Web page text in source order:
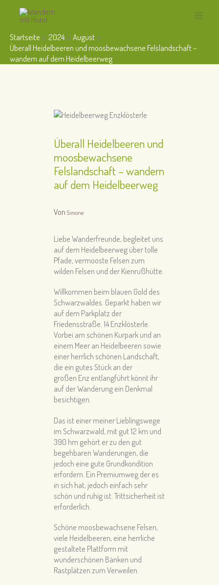
Menu
Startseite 2024
August
Überall Heidelbeeren und moosbewachsene Felslandschaft –
wandern auf dem Heidelbeerweg
Überall Heidelbeeren und
moosbewachsene
Felslandschaft – wandern
auf dem Heidelbeerweg
VonSimone
Liebe Wanderfreunde, begleitet uns
auf dem Heidelbeerweg über tolle
Pfade, vermooste Felsen zum
wilden Felsen und der Kienrußhütte.
Willkommen beim blauen Gold des
Schwarzwaldes. Geparkt haben wir
auf dem Parkplatz der
Friedensstraße. 14 Enzklösterle.
Vorbei am schönen Kurpark und an
einem Meer an Heidelbeeren sowie
einer herrlich schönen Landschaft,
die ein gutes Stück an der
großen Enz entlangführt könnt ihr
auf der Wanderung ein Denkmal
besichtigen.
Das ist einer meiner Lieblingswege
im Schwarzwald, mit gut 12 km und
390 hm gehört er zu den gut
begehbaren Wanderungen, die
jedoch eine gute Grundkondition
erfordern. Ein Premiumweg der es
in sich hat, jedoch einfach sehr
schön und ruhig ist. Trittsicherheit ist
erforderlich.
Schöne moosbewachsene Felsen,
viele Heidelbeeren, eine herrliche
gestaltete Plattform mit
wunderschönen Bänken und
Rastplätzen zum Verweilen.